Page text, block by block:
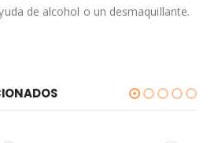
de alcohol o un desmaquillante.